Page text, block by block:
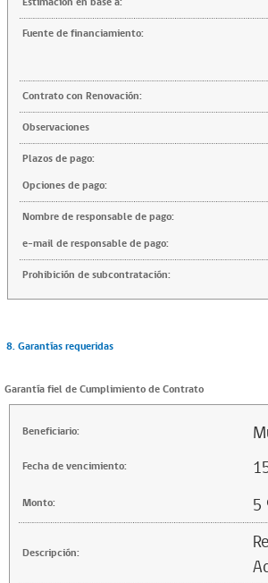
Fuente de financiamiento:
Contrato con Renovación:
Observaciones
Plazos de pago:
Opciones de pago:
Nombre de responsable de pago:
e-mail de responsable de pago:
Prohibición de subcontratación:
8. Garantías requeridas
Garantía fiel de Cumplimiento de Contrato
Beneficiario:
Fecha de vencimiento:
Monto: 5
Descripción: